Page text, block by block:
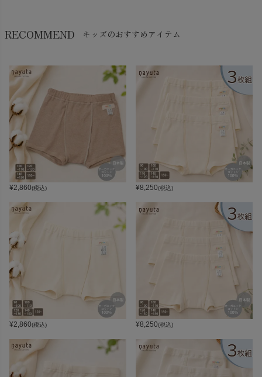
RECOMMEND キッズのおすすめアイテム
¥2,860(税込) ¥8,250(税込)
¥2,860(税込) ¥8,250(税込)